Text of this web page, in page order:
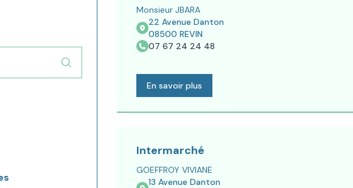
Monsieur JBARA
22 Avenue Danton
08500 REVIN
07 67 24 24 48
En savoir plus
Intermarché
GOEFFROY VIVIANE
13 Avenue Danton